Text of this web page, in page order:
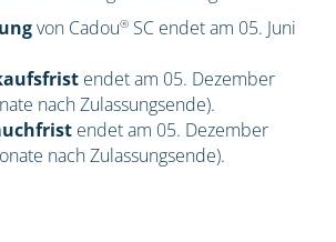
von Cadou®SC endet am 05. Juni
endet am 05. Dezember
nach Zulassungsende).
endet am 05. Dezember
nach Zulassungsende).